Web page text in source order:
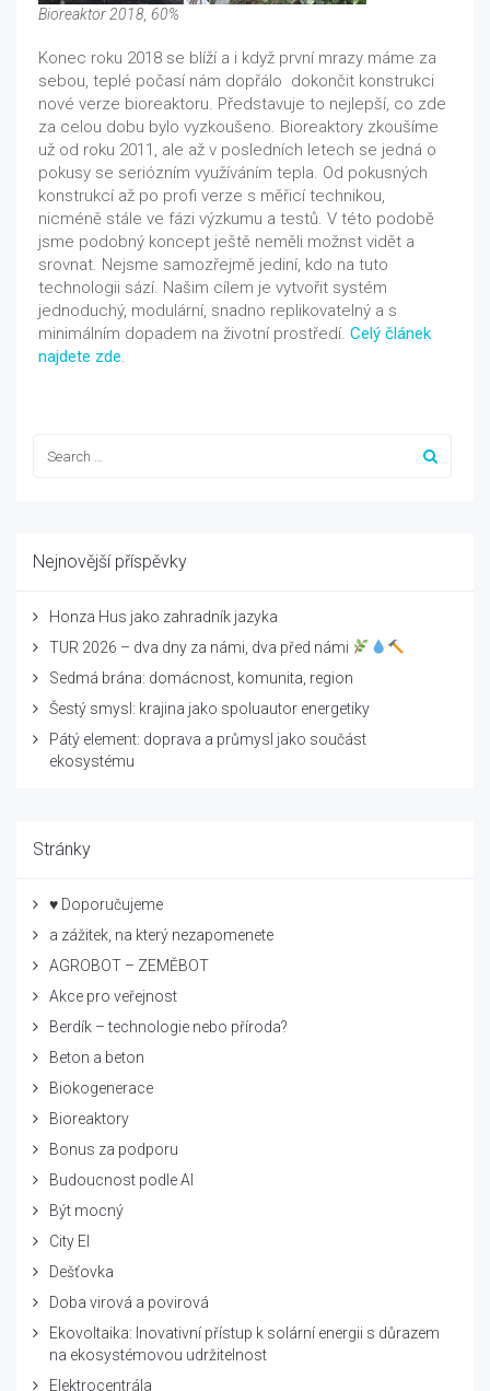
Bioreaktor 2018, 60%
Konec roku 2018 se blíží a i když první mrazy máme za
sebou, teplé počasí nám dopřálo dokončit konstrukci
nové verze bioreaktoru. Představuje to nejlepší, co zde
za celou dobu bylo vyzkoušeno. Bioreaktory zkoušíme
už od roku 2011, ale až v posledních letech se jedná o
pokusy se seriózním využíváním tepla. Od pokusných
konstrukcí až po profi verze s měřicí technikou,
nicméně stále ve fázi výzkumu a testů. V této podobě
jsme podobný koncept ještě neměli možnst vidět a
srovnat. Nejsme samozřejmě jediní, kdo na tuto
technologii sází. Našim cílem je vytvořit systém
jednoduchý, modulární, snadno replikovatelný a s
minimálním dopadem na životní prostředí. Celý článek
najdete zde.
Nejnovější příspěvky
Honza Hus jako zahradník jazyka
TUR 2026 – dva dny za námi, dva před námi
Sedmá brána: domácnost, komunita, region
Šestý smysl: krajina jako spoluautor energetiky
Pátý element: doprava a průmysl jako součást
ekosystému
Stránky
♥ Doporučujeme
a zážitek, na který nezapomenete
AGROBOT – ZEMĚBOT
Akce pro veřejnost
Berdík – technologie nebo příroda?
Beton a beton
Biokogenerace
Bioreaktory
Bonus za podporu
Budoucnost podle AI
Být mocný
City El
Dešťovka
Doba virová a povirová
Ekovoltaika: Inovativní přístup k solární energii s důrazem
na ekosystémovou udržitelnost
Elektrocentrála